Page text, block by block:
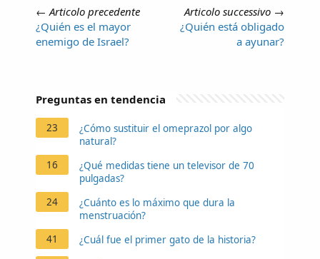
←Articolo precedente
¿Quién es el mayor
enemigo de Israel?
Articolo successivo →
¿Quién está obligado
a ayunar?
Preguntas en tendencia
23
¿Cómo sustituir el omeprazol por algo
natural?
16
¿Qué medidas tiene un televisor de 70
pulgadas?
24
¿Cuánto es lo máximo que dura la
menstruación?
41
¿Cuál fue el primer gato de la historia?